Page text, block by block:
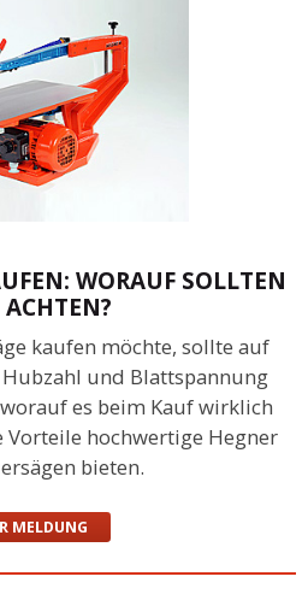
WORAUF SOLLTEN
ACHTEN?
kaufen möchte, sollte auf
und Blattspannung
es beim Kauf wirklich
hochwertige Hegner
bieten.
MELDUNG